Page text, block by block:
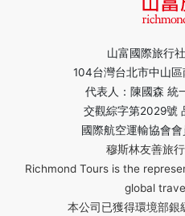
山富國際旅行
104台灣台北市中山
代表人：陳國森 統
交觀綜字第2029號
國際航空運輸協會
穆斯林友善旅
Richmond Tours is the
global
本公司已獲得環境部銀